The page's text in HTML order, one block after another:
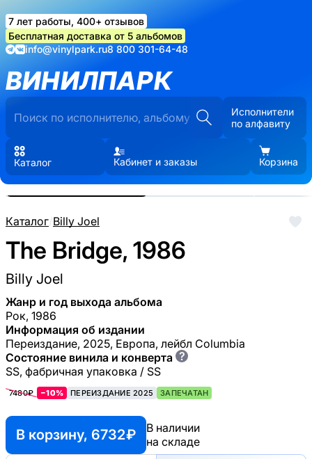
7 лет работы, 400+ отзывов
Бесплатная доставка от 5 альбомов
info@vinylpark.ru8 800 301-64-48
ВИНИЛПАРК
Исполнители
по алфавиту
Каталог Кабинет и заказы Корзина
Каталог/Billy Joel
The Bridge, 1986
Billy Joel
Жанр и год выхода альбома
Рок, 1986
Информация об издании
Переиздание, 2025, Европа, лейбл Columbia
Состояние винила и конверта ?
SS, фабричная упаковка / SS
7480₽ −10% ПЕРЕИЗДАНИЕ 2025 ЗАПЕЧАТАН
В корзину, 6732 ₽
В наличии
на складе
Реальные фото пластинки.
Нажмите, чтобы увеличить